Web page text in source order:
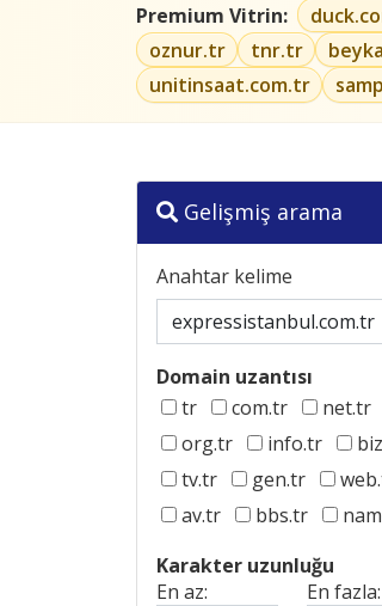
Premium Vitrin:
oznur.tr
tnr.tr
unitinsaat.com.tr
Gelişmiş arama
Anahtar kelime
Domain uzantısı
tr
com.tr
net.tr
org.tr
info.tr
tv.tr
gen.tr
av.tr
bbs.tr
Karakter uzunluğu
En az:
En fazla: